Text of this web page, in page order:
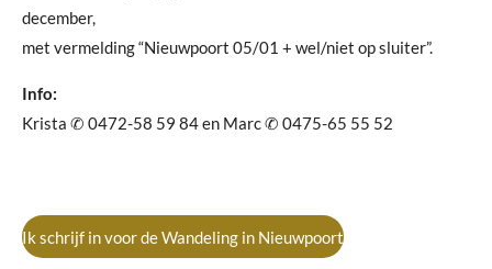
december,
met vermelding “Nieuwpoort 05/01 + wel/niet op sluiter”.
Info:
Krista ✆ 0472-58 59 84 en Marc ✆ 0475-65 55 52
Ik schrijf in voor de Wandeling in Nieuwpoort